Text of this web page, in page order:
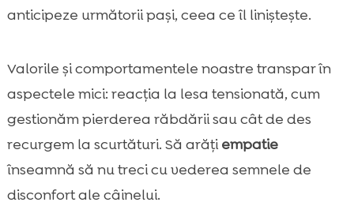
anticipeze următorii pași, ceea ce îl liniștește.
Valorile și comportamentele noastre transpar în
aspectele mici: reacția la lesa tensionată, cum
gestionăm pierderea răbdării sau cât de des
recurgem la scurtături. Să arățiempatie
înseamnă să nu treci cu vederea semnele de
disconfort ale câinelui.